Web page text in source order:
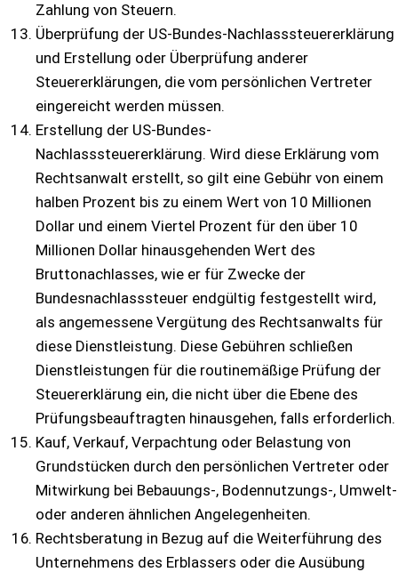
Zahlung von Steuern.
Überprüfung der US-Bundes-Nachlasssteuererklärung
und Erstellung oder Überprüfung anderer
Steuererklärungen, die vom persönlichen Vertreter
eingereicht werden müssen.
Erstellung der US-Bundes-
Nachlasssteuererklärung. Wird diese Erklärung vom
Rechtsanwalt erstellt, so gilt eine Gebühr von einem
halben Prozent bis zu einem Wert von 10 Millionen
Dollar und einem Viertel Prozent für den über 10
Millionen Dollar hinausgehenden Wert des
Bruttonachlasses, wie er für Zwecke der
Bundesnachlasssteuer endgültig festgestellt wird,
als angemessene Vergütung des Rechtsanwalts für
diese Dienstleistung. Diese Gebühren schließen
Dienstleistungen für die routinemäßige Prüfung der
Steuererklärung ein, die nicht über die Ebene des
Prüfungsbeauftragten hinausgehen, falls erforderlich.
Kauf, Verkauf, Verpachtung oder Belastung von
Grundstücken durch den persönlichen Vertreter oder
Mitwirkung bei Bebauungs-, Bodennutzungs-, Umwelt-
oder anderen ähnlichen Angelegenheiten.
Rechtsberatung in Bezug auf die Weiterführung des
Unternehmens des Erblassers oder die Ausübung